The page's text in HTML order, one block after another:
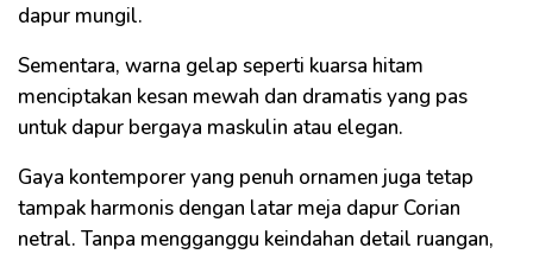
dapur mungil.
Sementara, warna gelap seperti kuarsa hitam
menciptakan kesan mewah dan dramatis yang pas
untuk dapur bergaya maskulin atau elegan.
Gaya kontemporer yang penuh ornamen juga tetap
tampak harmonis dengan latar meja dapur Corian
netral. Tanpa mengganggu keindahan detail ruangan,